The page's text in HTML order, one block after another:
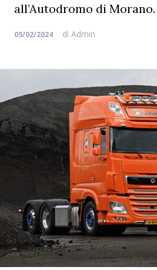
all’Autodromo di Morano.
05/02/2024 di Admin